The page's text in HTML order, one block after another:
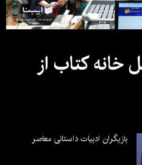
خانه کتاب از
بازیگران ادبیات داستانی معاصر